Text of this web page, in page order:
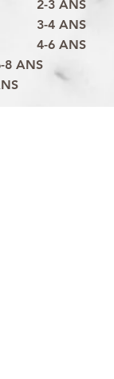
8 ANS
4-6 ANS
3-4 ANS
2-3 ANS